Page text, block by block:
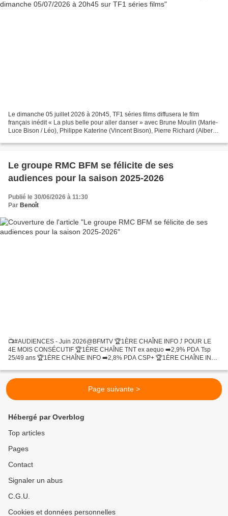
Le dimanche 05 juillet 2026 à 20h45, TF1 séries films diffusera le film
français inédit « La plus belle pour aller danser » avec Brune Moulin (Marie-
Luce Bison / Léo), Philippe Katerine (Vincent Bison), Pierre Richard (Albert),
Le groupe RMC BFM se félicite de ses
audiences pour la saison 2025-2026
Publié le 30/06/2026 à 11:30
Par Benoît
📺#AUDIENCES - Juin 2026@BFMTV 🏆1ÈRE CHAÎNE INFO ⤴️ POUR LE
4E MOIS CONSÉCUTIF 🏆1ÈRE CHAÎNE TNT ex aequo ➡️2,9% PDA Tsp
25/49 ans 🏆1ÈRE CHAÎNE INFO ➡️2,8% PDA CSP+ 🏆1ÈRE CHAÎNE INFO
(@BFMTV_Inside) June...
Page suivante >
Hébergé par Overblog
Top articles
Pages
Contact
Signaler un abus
C.G.U.
Cookies et données personnelles